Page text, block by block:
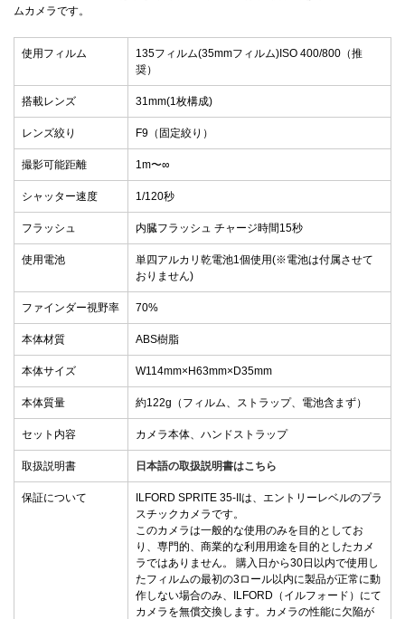
ムカメラです。
使用フィルム
135フィルム(35mmフィルム)ISO 400/800（推
奨）
搭載レンズ 31mm(1枚構成)
レンズ絞り F9（固定絞り）
撮影可能距離 1m〜∞
シャッター速度 1/120秒
フラッシュ 内臓フラッシュ チャージ時間15秒
使用電池
単四アルカリ乾電池1個使用(※電池は付属させて
おりません)
ファインダー視野率 70%
本体材質 ABS樹脂
本体サイズ W114mm×H63mm×D35mm
本体質量 約122g（フィルム、ストラップ、電池含まず）
セット内容 カメラ本体、ハンドストラップ
取扱説明書 日本語の取扱説明書はこちら
保証について
ILFORD SPRITE 35-IIは、エントリーレベルのプラ
スチックカメラです。
このカメラは一般的な使用のみを目的としてお
り、専門的、商業的な利用用途を目的としたカメ
ラではありません。 購入日から30日以内で使用し
たフィルムの最初の3ロール以内に製品が正常に動
作しない場合のみ、ILFORD（イルフォード）にて
カメラを無償交換します。カメラの性能に欠陥が